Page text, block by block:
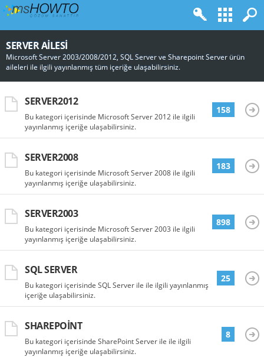
SERVER AILESI
Microsoft Server 2003/2008/2012, SQL Server ve Sharepoint Server ürün
aileleri ile ilgili yayınlanmış tüm içeriğe ulaşabilirsiniz.
SERVER2012
Bu kategori içerisinde Microsoft Server 2012 ile ilgili
yayınlanmış içeriğe ulaşabilirsiniz.
158
SERVER2008
Bu kategori içerisinde Microsoft Server 2008 ile ilgili
yayınlanmış içeriğe ulaşabilirsiniz.
183
SERVER2003
Bu kategori içerisinde Microsoft Server 2003 ile ilgili
yayınlanmış içeriğe ulaşabilirsiniz.
898
SQL SERVER
Bu kategori içerisinde SQL Server ile ile ilgili yayınlanmış
içeriğe ulaşabilirsiniz.
25
SHAREPOINT
Bu kategori içerisinde SharePoint Server ile ile ilgili
yayınlanmış içeriğe ulaşabilirsiniz.
8